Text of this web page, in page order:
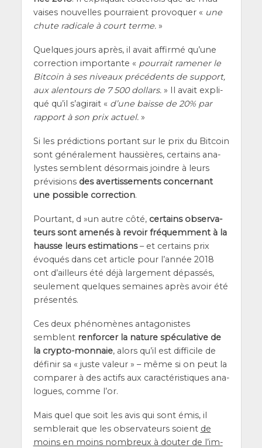
vaises nou­velles pour­raient pro­vo­quer « une
chute radi­cale à court terme.»
Quelques jours après, il avait affir­mé qu’une
cor­rec­tion impor­tante « pour­rait rame­ner le
Bit­coin à ses niveaux pré­cé­dents de sup­port,
aux alen­tours de 7 500 dol­lars.» Il avait expli­
qué qu’il s’a­gi­rait « d’une baisse de 20% par
rap­port à son prix actuel.»
Si les pré­dic­tions por­tant sur le prix du Bit­coin
sont géné­ra­le­ment haus­sières, cer­tains ana­
lystes semblent désor­mais joindre à leurs
pré­vi­sions des aver­tis­se­ments concer­nant
une pos­sible cor­rec­tion.
Pour­tant, d »un autre côté, cer­tains obser­va­
teurs sont ame­nés à revoir fré­quem­ment à la
hausse leurs esti­ma­tions– et cer­tains prix
évo­qués dans cet article pour l’an­née 2018
ont d’ailleurs été déjà lar­ge­ment dépas­sés,
seule­ment quelques semaines après avoir été
présentés.
Ces deux phé­no­mènes anta­go­nistes
semblent ren­for­cer la nature spé­cu­la­tive de
la cryp­to-mon­naie, alors qu’il est dif­fi­cile de
défi­nir sa « juste valeur » – même si on peut la
com­pa­rer à des actifs aux carac­té­ris­tiques ana­
logues, comme l’or.
Mais quel que soit les avis qui sont émis, il
sem­ble­rait que les obser­va­teurs soient de
moins en moins nom­breux à dou­ter de l’im­